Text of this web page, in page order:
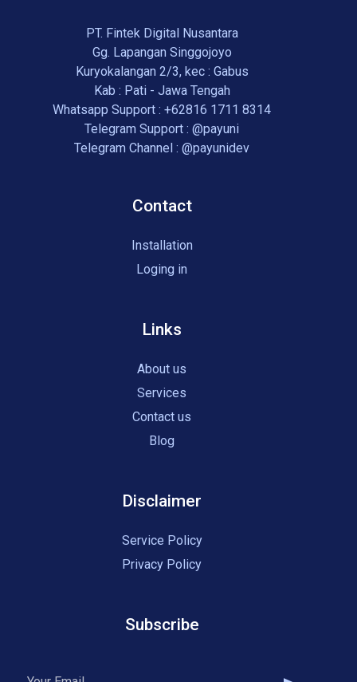
PT. Fintek Digital Nusantara
Gg. Lapangan Singgojoyo
Kuryokalangan 2/3, kec : Gabus
Kab : Pati - Jawa Tengah
Whatsapp Support : +62816 1711 8314
Telegram Support : @payuni
Telegram Channel : @payunidev
Contact
Installation
Loging in
Links
About us
Services
Contact us
Blog
Disclaimer
Service Policy
Privacy Policy
Subscribe